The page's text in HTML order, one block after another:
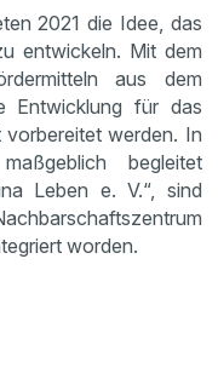
2021 die Idee, das
entwickeln. Mit dem
aus dem
Entwicklung für das
werden. In
begleitet
Leben e. V.“, sind
worden.